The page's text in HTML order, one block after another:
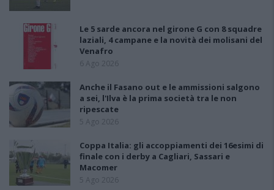
Le 5 sarde ancora nel girone G con 8 squadre
laziali, 4 campane e la novità dei molisani del
Venafro
6 Ago 2026
Anche il Fasano out e le ammissioni salgono
a sei, l'Ilva è la prima società tra le non
ripescate
5 Ago 2026
Coppa Italia: gli accoppiamenti dei 16esimi di
finale con i derby a Cagliari, Sassari e
Macomer
5 Ago 2026